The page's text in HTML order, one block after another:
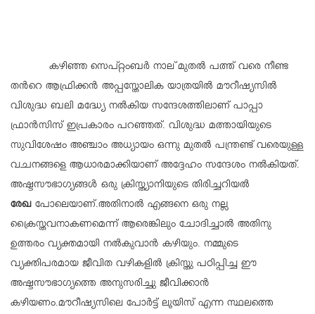
കഴിഞ്ഞ സെപ്റ്റംബർ നാല് മുതൽ പത്ത് വരെ നീണ്ട
തൻറെ ആഫ്രിക്കൻ അപ്പസ്തോലിക യാത്രയിൽ മൗറീഷ്യസിൽ
വിശുദ്ധ ബലി മദ്ധ്യേ നൽകിയ സന്ദേശത്തിലാണ് പാപ്പാ
ഫ്രാൻസിസ് ഇപ്രകാരം പറഞ്ഞത്. വിശുദ്ധ മത്തായിയുടെ
സുവിശേഷം അഞ്ചാം അധ്യായം ഒന്നു മുതൽ പന്ത്രണ്ട് വരെയുള്ള
വചനങ്ങളെ ആധാരമാക്കിയാണ് അദ്ദേഹം സന്ദേശം നൽകിയത്.
അഷ്ടസൗഭാഗ്യങ്ങൾ ഒരു ക്രിസ്ത്യാനിയുടെ തിരിച്ചറിയൽ
രേഖ പോലെയാണ്.അതിനാൽ എങ്ങനെ ഒരു നല്ല
ക്രൈസ്തവനാകണമെന്ന് ആരെങ്കിലും ചോദിച്ചാൽ അതിനു
ഉത്തരം വ്യക്തമായി നൽകുവാൻ കഴിയും. നമ്മുടെ
വ്യക്തിപരമായ ജീവിത വഴികളിൽ ക്രിസ്തു പഠിപ്പിച്ച ഈ
അഷ്ടസൗഭാഗ്യത്തെ അനുസരിച്ചു ജീവിക്കാൻ
കഴിയണം.മൗറീഷ്യസിലെ പോർട്ട് ലൂയിസ് എന്ന സ്ഥലത്തെ